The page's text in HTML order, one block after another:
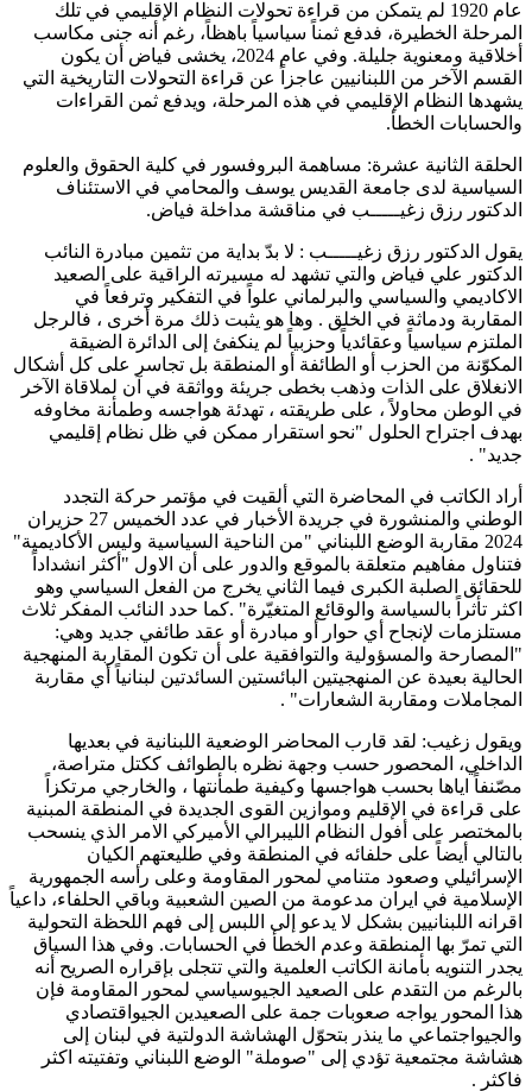
عام 1920 لم يتمكن من قراءة تحولات النظام الإقليمي في تلك
المرحلة الخطيرة، فدفع ثمناً سياسياً باهظاً، رغم أنه جنى مكاسب
أخلاقية ومعنوية جليلة. وفي عام 2024، يخشى فياض أن يكون
القسم الآخر من اللبنانيين عاجزاً عن قراءة التحولات التاريخية التي
يشهدها النظام الإقليمي في هذه المرحلة، ويدفع ثمن القراءات
والحسابات الخطأ.
الحلقة الثانية عشرة: مساهمة البروفسور في كلية الحقوق والعلوم
السياسية لدى جامعة القديس يوسف والمحامي في الاستئناف
الدكتور رزق زغيـــــب في مناقشة مداخلة فياض.
يقول الدكتور رزق زغيـــــب : لا بدّ بداية من تثمين مبادرة النائب
الدكتور علي فياض والتي تشهد له مسيرته الراقية على الصعيد
الاكاديمي والسياسي والبرلماني علواً في التفكير وترفعاً في
المقاربة ودماثة في الخلق . وها هو يثبت ذلك مرة أخرى ، فالرجل
الملتزم سياسياً وعقائدياً وحزبياً لم ينكفئ إلى الدائرة الضيقة
المكوّنة من الحزب أو الطائفة أو المنطقة بل تجاسر على كل أشكال
الانغلاق على الذات وذهب بخطى جريئة وواثقة في آن لملاقاة الآخر
في الوطن محاولاً ، على طريقته ، تهدئة هواجسه وطمأنة مخاوفه
بهدف اجتراح الحلول "نحو استقرار ممكن في ظل نظام إقليمي
جديد" .
أراد الكاتب في المحاضرة التي ألقيت في مؤتمر حركة التجدد
الوطني والمنشورة في جريدة الأخبار في عدد الخميس 27 حزيران
2024 مقاربة الوضع اللبناني "من الناحية السياسية وليس الأكاديمية"
فتناول مفاهيم متعلقة بالموقع والدور على أن الاول "أكثر انشداداً
للحقائق الصلبة الكبرى فيما الثاني يخرج من الفعل السياسي وهو
اكثر تأثراً بالسياسة والوقائع المتغيّرة" .كما حدد النائب المفكر ثلاث
مستلزمات لإنجاح أي حوار أو مبادرة أو عقد طائفي جديد وهي:
"المصارحة والمسؤولية والتوافقية على أن تكون المقاربة المنهجية
الحالية بعيدة عن المنهجيتين البائستين السائدتين لبنانياً أي مقاربة
المجاملات ومقاربة الشعارات" .
ويقول زغيب: لقد قارب المحاضر الوضعية اللبنانية في بعديها
الداخلي، المحصور حسب وجهة نظره بالطوائف ككتل متراصة،
مصّنفاً اياها بحسب هواجسها وكيفية طمأنتها ، والخارجي مرتكزاً
على قراءة في الإقليم وموازين القوى الجديدة في المنطقة المبنية
بالمختصر على أفول النظام الليبرالي الأميركي الامر الذي ينسحب
بالتالي أيضاً على حلفائه في المنطقة وفي طليعتهم الكيان
الإسرائيلي وصعود متنامي لمحور المقاومة وعلى رأسه الجمهورية
الإسلامية في ايران مدعومة من الصين الشعبية وباقي الحلفاء، داعياً
اقرانه اللبنانيين بشكل لا يدعو إلى اللبس إلى فهم اللحظة التحولية
التي تمرّ بها المنطقة وعدم الخطأ في الحسابات. وفي هذا السياق
يجدر التنويه بأمانة الكاتب العلمية والتي تتجلى بإقراره الصريح أنه
بالرغم من التقدم على الصعيد الجيوسياسي لمحور المقاومة فإن
هذا المحور يواجه صعوبات جمة على الصعيدين الجيواقتصادي
والجيواجتماعي ما ينذر بتحوّل الهشاشة الدولتية في لبنان إلى
هشاشة مجتمعية تؤدي إلى "صوملة" الوضع اللبناني وتفتيته اكثر
فاكثر .